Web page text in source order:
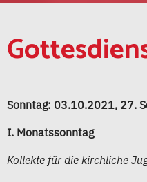
Sonntag: 03.10.2021, 27.
I. Monatssonntag
Kollekte für die kirchliche